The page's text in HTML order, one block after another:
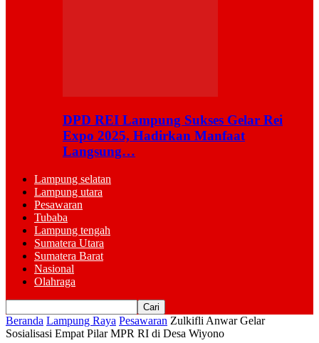
DPD REI Lampung Sukses Gelar Rei
Expo 2025, Hadirkan Manfaat
Langsung…
Lampung selatan
Lampung utara
Pesawaran
Tubaba
Lampung tengah
Sumatera Utara
Sumatera Barat
Nasional
Olahraga
Beranda Lampung Raya Pesawaran Zulkifli Anwar Gelar
Sosialisasi Empat Pilar MPR RI di Desa Wiyono